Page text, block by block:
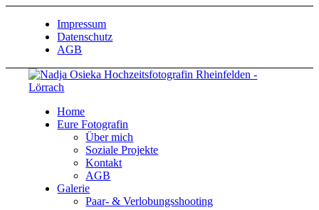
Impressum
Datenschutz
AGB
Home
Eure Fotografin
Über mich
Soziale Projekte
Kontakt
AGB
Galerie
Paar- & Verlobungsshooting